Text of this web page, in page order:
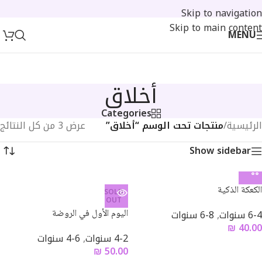
Skip to navigation
Skip to main content
MENU
أخلاق
Categories
الرئيسية/منتجات تحت الوسم “أخلاق”
عرض ⁦3⁩ من كل النتائج
Show sidebar
الكعكة الذكية
6-4 سنوات ,8-6 سنوات
₪ 40.00
SOLD
OUT
اليوم الأول في الروضة
4-2 سنوات ,6-4 سنوات
₪50.00